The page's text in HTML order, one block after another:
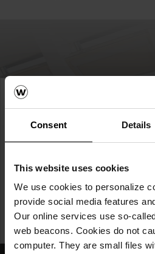
Consent Details
This website uses cookies
We use cookies to personalize
provide social media features
Our online services use so-
web beacons. Cookies do not
computer. They are small files
Ви треба
покривни
ПОБАРАЈ